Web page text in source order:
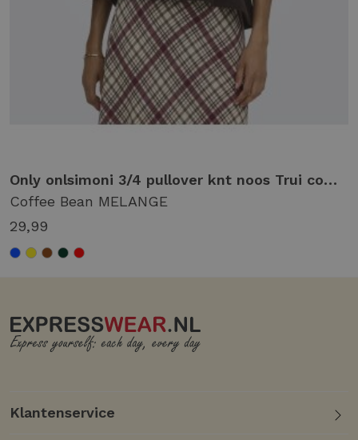
Only onlsimoni 3/4 pullover knt noos Trui coffee bean melange
Coffee Bean MELANGE
29,99
Klantenservice